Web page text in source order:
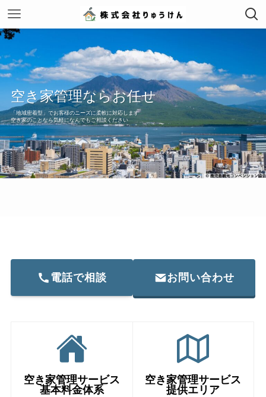
空き家管理ならお任せ
「地域密着型」でお客様のニーズに柔軟に対応します
空き家のことなら気軽になんでもご相談ください
電話で相談 お問い合わせ
空き家管理サービス
基本料金体系
空き家管理サービス
提供エリア